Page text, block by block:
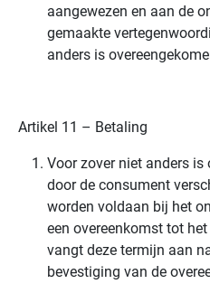
aangewezen en aan de
gemaakte
anders is
Artikel 11 – Betaling
Voor zover niet anders is
door de consument
worden voldaan bij het
een overeenkomst tot
vangt deze termijn aan
bevestiging van de